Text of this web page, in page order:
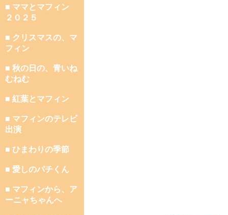
■ ママとマフィン
２０２５
■ クリスマスの、マ
フィン
■ 秋の日の、青いね
むねむ
■ 紅葉とマフィン
■ マフィンのテレビ
出演
■ ひまわりの季節
■ 愛しのパチくん
■ マフィンから、ア
ーニャちゃんへ